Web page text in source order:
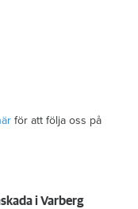
för att följa oss på
i Varberg